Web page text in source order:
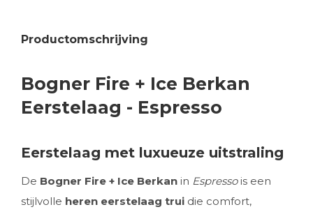
Productomschrijving
Bogner Fire + Ice Berkan
Eerstelaag - Espresso
Eerstelaag met luxueuze uitstraling
De Bogner Fire + Ice Berkan in Espressois een
stijlvolle heren eerstelaag trui die comfort,